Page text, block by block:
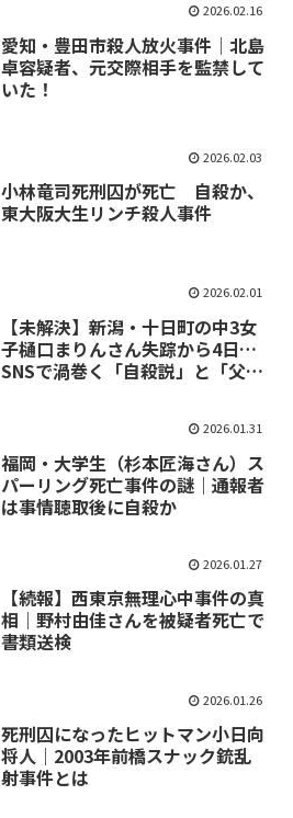
2026.02.16
愛知・豊田市殺人放火事件｜北島
卓容疑者、元交際相手を監禁して
いた！
2026.02.03
小林竜司死刑囚が死亡 自殺か、
東大阪大生リンチ殺人事件
2026.02.01
【未解決】新潟・十日町の中3女
子樋口まりんさん失踪から4日…
SNSで渦巻く「自殺説」と「父親
2026.01.31
福岡・大学生（杉本匠海さん）ス
パーリング死亡事件の謎｜通報者
は事情聴取後に自殺か
2026.01.27
【続報】西東京無理心中事件の真
相｜野村由佳さんを被疑者死亡で
書類送検
2026.01.26
死刑囚になったヒットマン小日向
将人｜2003年前橋スナック銃乱
射事件とは